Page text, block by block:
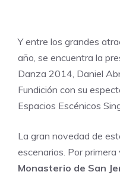
Y entre los grandes
año, se encuentra la
Danza 2014, Daniel
Fundición con su
Espacios Escénicos
La gran novedad de
escenarios. Por
Monasterio de San